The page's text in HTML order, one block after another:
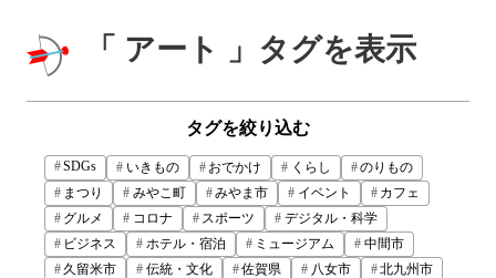
「 アート 」タグを表示
タグを絞り込む
SDGs いきもの おでかけ くらし
のりもの
まつり
みやこ町 みやま市 イベント
カフェ
グルメ
コロナ スポーツ
デジタル・科学
ビジネス
ホテル・宿泊 ミュージアム
中間市
久留米市
伝統・文化 佐賀県 八女市
北九州市